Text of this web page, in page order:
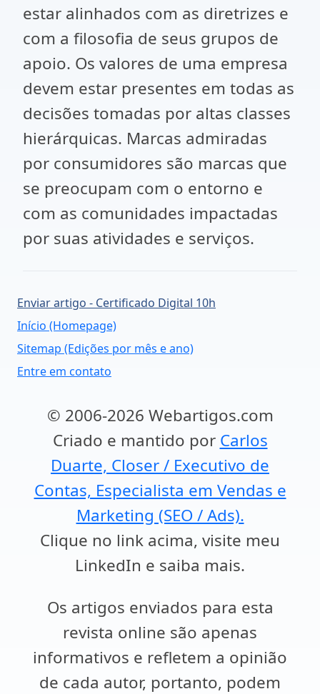
estar alinhados com as diretrizes e
com a filosofia de seus grupos de
apoio. Os valores de uma empresa
devem estar presentes em todas as
decisões tomadas por altas classes
hierárquicas. Marcas admiradas
por consumidores são marcas que
se preocupam com o entorno e
com as comunidades impactadas
por suas atividades e serviços.
Enviar artigo - Certificado Digital 10h
Início (Homepage)
Sitemap (Edições por mês e ano)
Entre em contato
© 2006-2026 Webartigos.com
Criado e mantido por Carlos
Duarte, Closer / Executivo de
Contas, Especialista em Vendas e
Marketing (SEO / Ads).
Clique no link acima, visite meu
LinkedIn e saiba mais.
Os artigos enviados para esta
revista online são apenas
informativos e refletem a opinião
de cada autor, portanto, podem